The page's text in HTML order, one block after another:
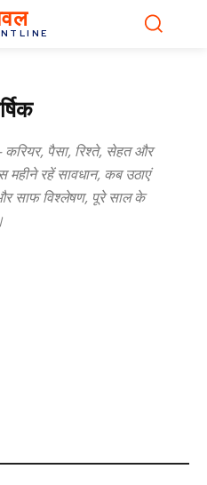
– करियर, पैसा, रिश्ते, सेहत और
महीने रहें सावधान, कब उठाएं
साफ विश्लेषण, पूरे साल के